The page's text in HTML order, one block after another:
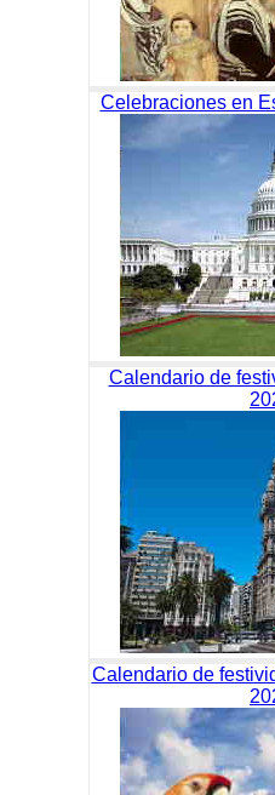
Celebraciones en
Calendario de
Calendario de